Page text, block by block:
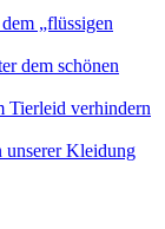
„flüssigen
dem schönen
Tierleid verhindern
Kleidung